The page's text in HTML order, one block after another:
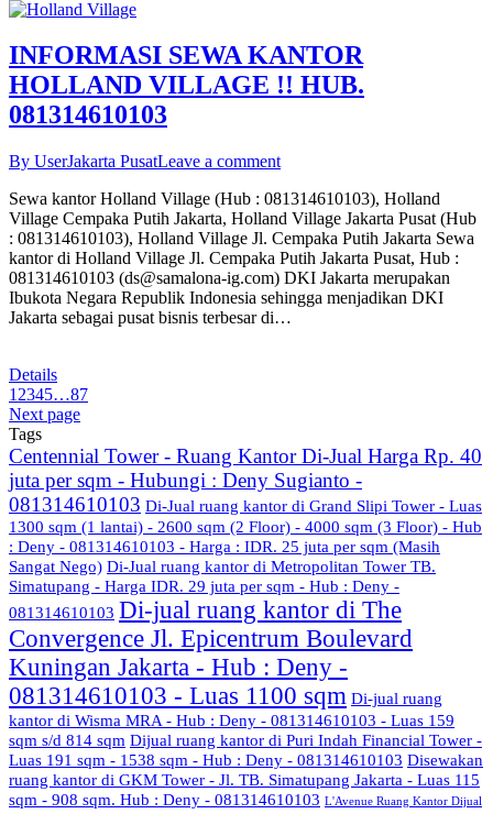
INFORMASI SEWA KANTOR
HOLLAND VILLAGE !! HUB.
081314610103
By UserJakarta PusatLeave a comment
Sewa kantor Holland Village (Hub : 081314610103), Holland
Village Cempaka Putih Jakarta, Holland Village Jakarta Pusat (Hub
: 081314610103), Holland Village Jl. Cempaka Putih Jakarta Sewa
kantor di Holland Village Jl. Cempaka Putih Jakarta Pusat, Hub :
081314610103 (ds@samalona-ig.com) DKI Jakarta merupakan
Ibukota Negara Republik Indonesia sehingga menjadikan DKI
Jakarta sebagai pusat bisnis terbesar di…
Details
1 2345…87
Next page
Tags
Centennial Tower - Ruang Kantor Di-Jual Harga Rp. 40
juta per sqm - Hubungi : Deny Sugianto -
081314610103 Di-Jual ruang kantor di Grand Slipi Tower - Luas
1300 sqm (1 lantai) - 2600 sqm (2 Floor) - 4000 sqm (3 Floor) - Hub
: Deny - 081314610103 - Harga : IDR. 25 juta per sqm (Masih
Sangat Nego) Di-Jual ruang kantor di Metropolitan Tower TB.
Simatupang - Harga IDR. 29 juta per sqm - Hub : Deny -
081314610103 Di-jual ruang kantor di The
Convergence Jl. Epicentrum Boulevard
Kuningan Jakarta - Hub : Deny -
081314610103 - Luas 1100 sqm Di-jual ruang
kantor di Wisma MRA - Hub : Deny - 081314610103 - Luas 159
sqm s/d 814 sqm Dijual ruang kantor di Puri Indah Financial Tower -
Luas 191 sqm - 1538 sqm - Hub : Deny - 081314610103 Disewakan
ruang kantor di GKM Tower - Jl. TB. Simatupang Jakarta - Luas 115
sqm - 908 sqm. Hub : Deny - 081314610103 L'Avenue Ruang Kantor Dijual